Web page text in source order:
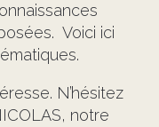
Voici ici
N’hésitez
notre